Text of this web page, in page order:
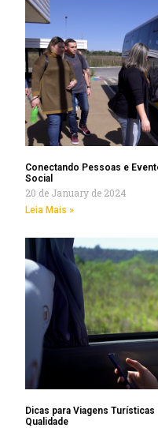
Conectando Pessoas e
Social
20 de January de 2024
Leia Mais »
Dicas para Viagens
Qualidade